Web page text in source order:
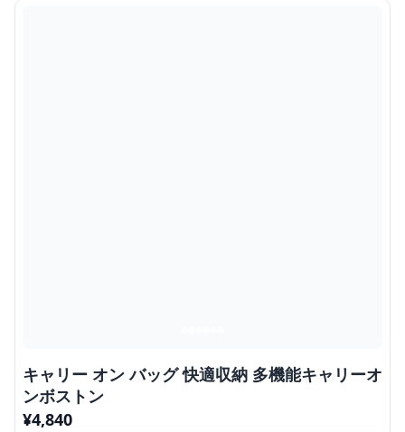
キャリー オン バッグ 快適収納 多機能キャリーオ
ンボストン
¥4,840